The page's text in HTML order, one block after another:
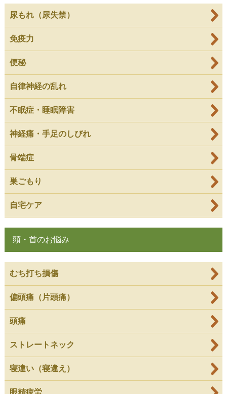
尿もれ（尿失禁）
免疫力
便秘
自律神経の乱れ
不眠症・睡眠障害
神経痛・手足のしびれ
骨端症
巣ごもり
自宅ケア
頭・首のお悩み
むち打ち損傷
偏頭痛（片頭痛）
頭痛
ストレートネック
寝違い（寝違え）
眼精疲労